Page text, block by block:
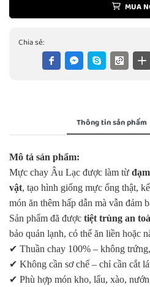
MUA
Chia sẻ:
Thông tin sản phẩm
Mô tả sản phẩm:
Mực chay Âu Lạc được làm từ
vật, tạo hình giống mực ống thật,
món ăn thêm hấp dẫn mà vẫn đảm
Sản phẩm đã được tiệt trùng an
bảo quản lạnh, có thể ăn liền hoặc
✔ Thuần chay 100% – không
✔ Không cần sơ chế – chỉ cần cắt
✔ Phù hợp món kho, lẩu, xào,